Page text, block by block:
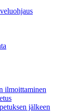
ilmoittaminen
jälkeen